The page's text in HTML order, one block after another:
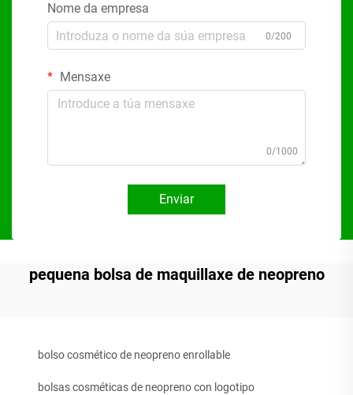
Nome da empresa
0/200
Mensaxe
0/1000
Enviar
pequena bolsa de maquillaxe de neopreno
bolso cosmético de neopreno enrollable
bolsas cosméticas de neopreno con logotipo